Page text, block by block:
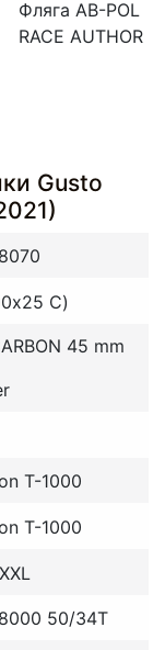
Фляга AB-POL
RACE AUTHOR
Gusto
С)
45 mm
T-1000
T-1000
50/34T